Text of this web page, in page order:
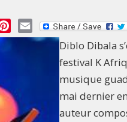
Pinterest
Email
Diblo Dibala
festival K
musique
mai dernier
auteur